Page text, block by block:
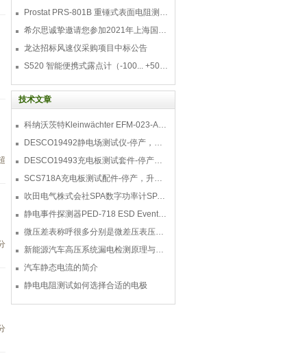
Prostat PRS-801B 重锤式表面电阻测量仪
希尔思诚挚邀请您参加2021年上海国际压缩机及设
龙达招标风速仪采购项目中标公告
S520 智能便携式露点计（-100... +50 °C TD）
技术文章
科纳沃茨特Kleinwächter EFM-023-AKC静电测试仪套件-EFM023AKC KIT
DESCO19492静电场测试仪-停产，替代型号770716
DESCO19493充电板测试套件-停产，替代型号718+770719
SCS718A充电板测试配件-停产，升级型号770719
吹田电气株式会社SPA数字功率计SPA3000/SPA2000/SPA1000
静电事件探测器PED-718 ESD Event Detector
微压差表称呼很多分别是微差压表压差计微压表
新能源汽车高压系统漏电检测原理与故障检修
汽车静态电流的简介
静电电阻测试如何选择合适的电极